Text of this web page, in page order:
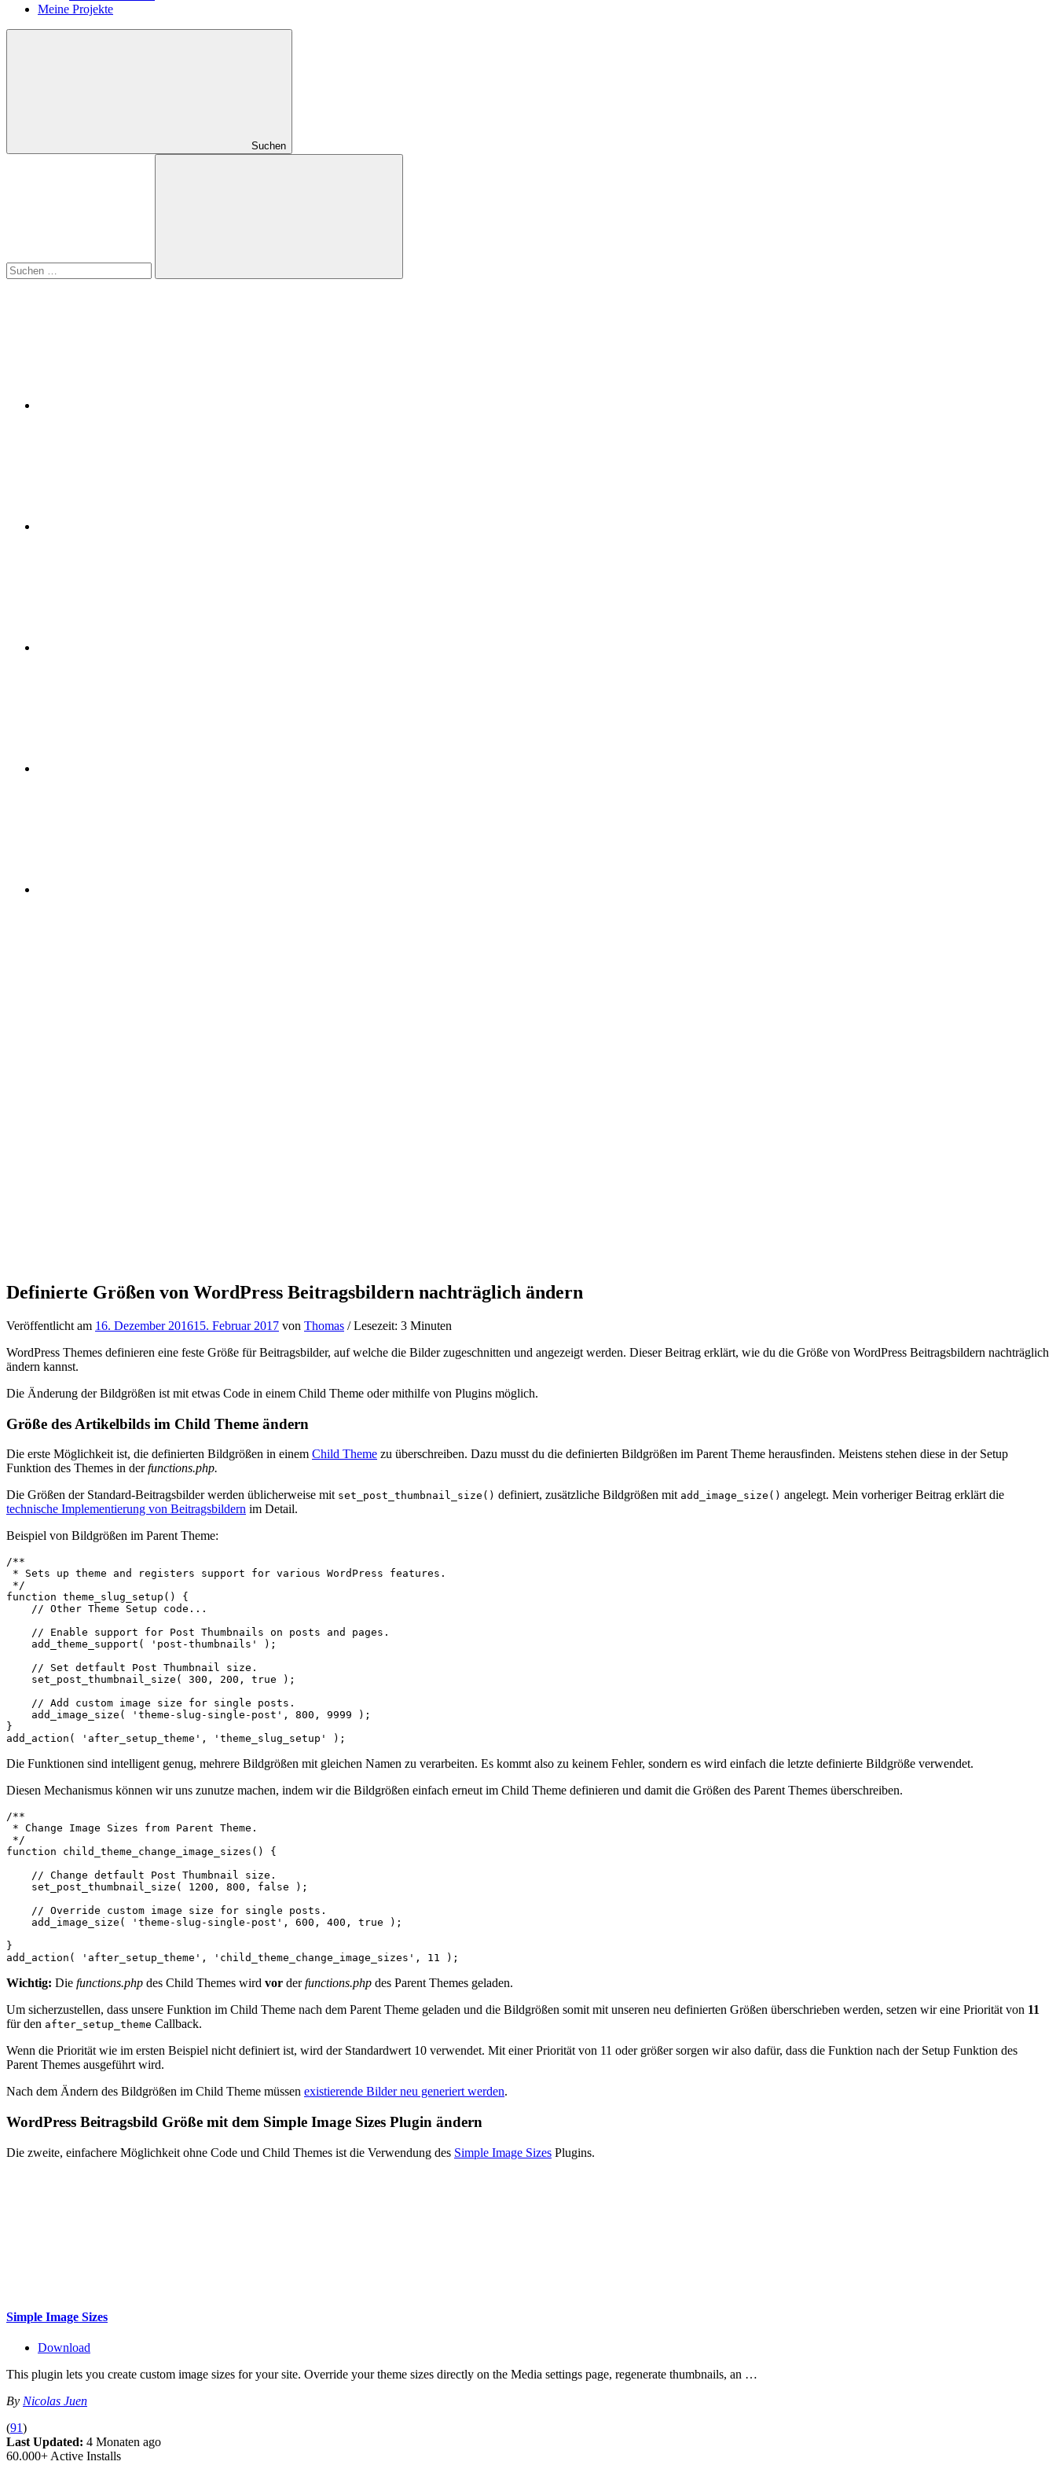
Meine Projekte
Suchen
Suchen
Definierte Größen von WordPress Beitragsbildern nachträglich ändern
Veröffentlicht am 16. Dezember 201615. Februar 2017 von Thomas / Lesezeit: 3 Minuten
WordPress Themes definieren eine feste Größe für Beitragsbilder, auf welche die Bilder zugeschnitten und angezeigt werden. Dieser Beitrag erklärt, wie du die Größe von WordPress Beitragsbildern nachträglich
ändern kannst.
Die Änderung der Bildgrößen ist mit etwas Code in einem Child Theme oder mithilfe von Plugins möglich.
Größe des Artikelbilds im Child Theme ändern
Die erste Möglichkeit ist, die definierten Bildgrößen in einem Child Theme zu überschreiben. Dazu musst du die definierten Bildgrößen im Parent Theme herausfinden. Meistens stehen diese in der Setup
Funktion des Themes in derfunctions.php.
Die Größen der Standard-Beitragsbilder werden üblicherweise mit set_post_thumbnail_size() definiert, zusätzliche Bildgrößen mit add_image_size() angelegt. Mein vorheriger Beitrag erklärt die
technische Implementierung von Beitragsbildern im Detail.
Beispiel von Bildgrößen im Parent Theme:
/**
* Sets up theme and registers support for various WordPress features.
*/
function theme_slug_setup() {
    // Other Theme Setup code...
    // Enable support for Post Thumbnails on posts and pages.
    add_theme_support( 'post-thumbnails' );
    // Set detfault Post Thumbnail size.
    set_post_thumbnail_size( 300, 200, true );
    // Add custom image size for single posts.
    add_image_size( 'theme-slug-single-post', 800, 9999 );
}
Die Funktionen sind intelligent genug, mehrere Bildgrößen mit gleichen Namen zu verarbeiten. Es kommt also zu keinem Fehler, sondern es wird einfach die letzte definierte Bildgröße verwendet.
Diesen Mechanismus können wir uns zunutze machen, indem wir die Bildgrößen einfach erneut im Child Theme definieren und damit die Größen des Parent Themes überschreiben.
/**
* Change Image Sizes from Parent Theme.
*/
function child_theme_change_image_sizes() {
// Change detfault Post Thumbnail size.
set_post_thumbnail_size( 1200, 800, false );
// Override custom image size for single posts.
add_image_size( 'theme-slug-single-post', 600, 400, true );
}
Wichtig: Die functions.php des Child Themes wird vor derfunctions.php des Parent Themes geladen.
Um sicherzustellen, dass unsere Funktion im Child Theme nach dem Parent Theme geladen und die Bildgrößen somit mit unseren neu definierten Größen überschrieben werden, setzen wir eine Priorität von 11
für den after_setup_theme Callback.
Wenn die Priorität wie im ersten Beispiel nicht definiert ist, wird der Standardwert 10 verwendet. Mit einer Priorität von 11 oder größer sorgen wir also dafür, dass die Funktion nach der Setup Funktion des
Parent Themes ausgeführt wird.
Nach dem Ändern des Bildgrößen im Child Theme müssen existierende Bilder neu generiert werden.
WordPress Beitragsbild Größe mit dem Simple Image Sizes Plugin ändern
Die zweite, einfachere Möglichkeit ohne Code und Child Themes ist die Verwendung des Simple Image Sizes Plugins.
Simple Image Sizes
Download
This plugin lets you create custom image sizes for your site. Override your theme sizes directly on the Media settings page, regenerate thumbnails, an …
By Nicolas Juen
(91)
Last Updated: 4 Monaten ago
60.000+ Active Installs